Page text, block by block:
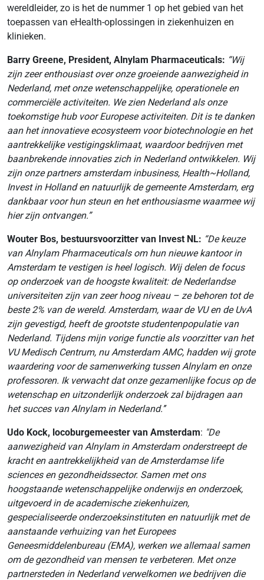
wereldleider, zo is het de nummer 1 op het gebied van het
toepassen van eHealth-oplossingen in ziekenhuizen en
klinieken.
Barry Greene, President, Alnylam Pharmaceuticals: “Wij
zijn zeer enthousiast over onze groeiende aanwezigheid in
Nederland, met onze wetenschappelijke, operationele en
commerciële activiteiten. We zien Nederland als onze
toekomstige hub voor Europese activiteiten. Dit is te danken
aan het innovatieve ecosysteem voor biotechnologie en het
aantrekkelijke vestigingsklimaat, waardoor bedrijven met
baanbrekende innovaties zich in Nederland ontwikkelen. Wij
zijn onze partners amsterdam inbusiness, Health~Holland,
Invest in Holland en natuurlijk de gemeente Amsterdam, erg
dankbaar voor hun steun en het enthousiasme waarmee wij
hier zijn ontvangen.”
Wouter Bos, bestuursvoorzitter van Invest NL: “De keuze
van Alnylam Pharmaceuticals om hun nieuwe kantoor in
Amsterdam te vestigen is heel logisch. Wij delen de focus
op onderzoek van de hoogste kwaliteit: de Nederlandse
universiteiten zijn van zeer hoog niveau – ze behoren tot de
beste 2% van de wereld. Amsterdam, waar de VU en de UvA
zijn gevestigd, heeft de grootste studentenpopulatie van
Nederland. Tijdens mijn vorige functie als voorzitter van het
VU Medisch Centrum, nu Amsterdam AMC, hadden wij grote
waardering voor de samenwerking tussen Alnylam en onze
professoren. Ik verwacht dat onze gezamenlijke focus op de
wetenschap en uitzonderlijk onderzoek zal bijdragen aan
het succes van Alnylam in Nederland.’’
Udo Kock, locoburgemeester van Amsterdam: "De
aanwezigheid van Alnylam in Amsterdam onderstreept de
kracht en aantrekkelijkheid van de Amsterdamse life
sciences en gezondheidssector. Samen met ons
hoogstaande wetenschappelijke onderwijs en onderzoek,
uitgevoerd in de academische ziekenhuizen,
gespecialiseerde onderzoeksinstituten en natuurlijk met de
aanstaande verhuizing van het Europees
Geneesmiddelenbureau (EMA), werken we allemaal samen
om de gezondheid van mensen te verbeteren. Met onze
partnersteden in Nederland verwelkomen we bedrijven die